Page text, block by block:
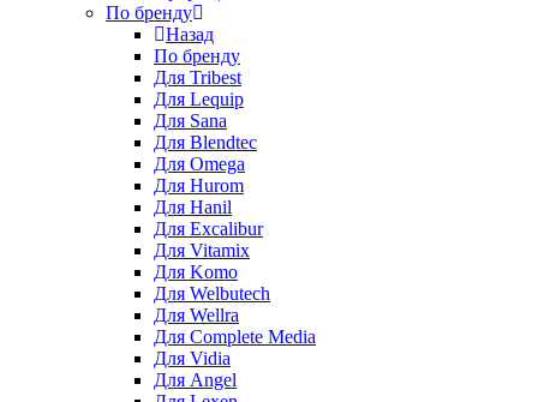
По бренду
Назад
По бренду
Для Tribest
Для Lequip
Для Sana
Для Blendtec
Для Omega
Для Hurom
Для Hanil
Для Excalibur
Для Vitamix
Для Komo
Для Welbutech
Для Wellra
Для Complete Media
Для Vidia
Для Angel